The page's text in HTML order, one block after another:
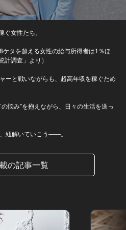
ぐ女性たち。
タを超える女性の給与所得者は1％ほ
計調査」より）
ーと戦いながらも、超高年収を稼ぐため
悩み”を抱えながら、日々の生活を送っ
紐解いていこう――。
の記事一覧